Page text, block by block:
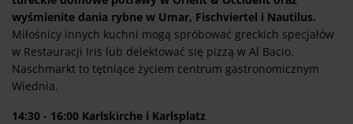
wyśmienite dania rybne w Umar, Fischviertel i Nautilus.
Miłośnicy innych kuchni mogą spróbować greckich specjałów
w Restauracji Iris lub delektować się pizzą w Al Bacio.
Naschmarkt to tętniące życiem centrum gastronomicznym
Wiednia.
14:30 - 16:00 Karlskirche i Karlsplatz